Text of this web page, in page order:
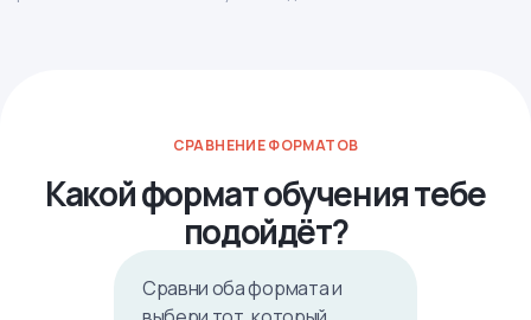
СРАВНЕНИЕ ФОРМАТОВ
Какой формат обучения тебе
подойдёт?
Сравни оба формата и